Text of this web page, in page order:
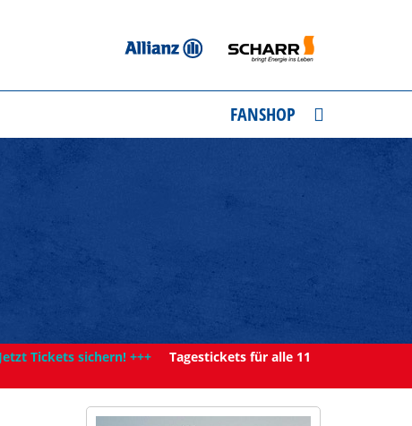
FANSHOP
Tickets sichern! +++ Tagestickets für alle 11